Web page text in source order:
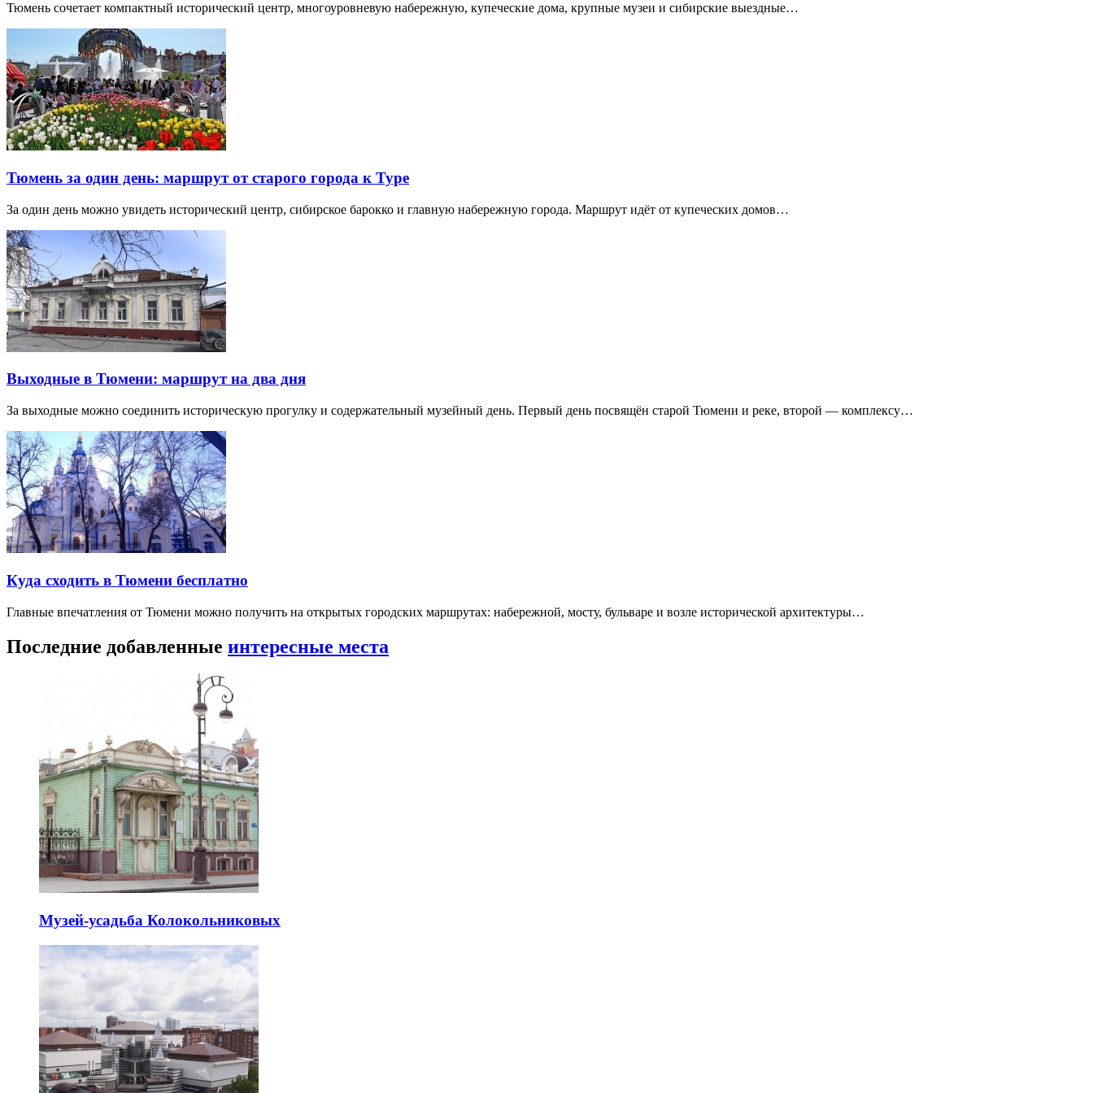
Тюмень сочетает компактный исторический центр, многоуровневую набережную, купеческие дома, крупные музеи и сибирские выездные…
Тюмень за один день: маршрут от старого города к Туре
За один день можно увидеть исторический центр, сибирское барокко и главную набережную города. Маршрут идёт от купеческих домов…
Выходные в Тюмени: маршрут на два дня
За выходные можно соединить историческую прогулку и содержательный музейный день. Первый день посвящён старой Тюмени и реке, второй — комплексу…
Куда сходить в Тюмени бесплатно
Главные впечатления от Тюмени можно получить на открытых городских маршрутах: набережной, мосту, бульваре и возле исторической архитектуры…
Последние добавленные интересные места
Музей-усадьба Колокольниковых